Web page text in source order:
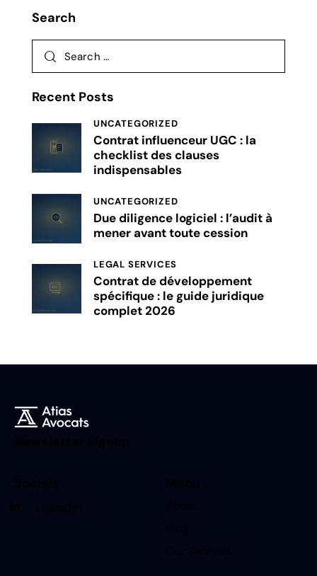
Search
Recent Posts
UNCATEGORIZED
Contrat influenceur UGC : la
checklist des clauses
indispensables
UNCATEGORIZED
Due diligence logiciel : l’audit à
mener avant toute cession
LEGAL SERVICES
Contrat de développement
spécifique : le guide juridique
complet 2026